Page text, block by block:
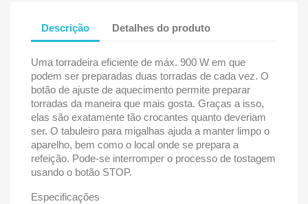
Descrição Detalhes do produto
Uma torradeira eficiente de máx. 900 W em que
podem ser preparadas duas torradas de cada vez. O
botão de ajuste de aquecimento permite preparar
torradas da maneira que mais gosta. Graças a isso,
elas são exatamente tão crocantes quanto deveriam
ser. O tabuleiro para migalhas ajuda a manter limpo o
aparelho, bem como o local onde se prepara a
refeição. Pode-se interromper o processo de tostagem
usando o botão STOP.
Especificações